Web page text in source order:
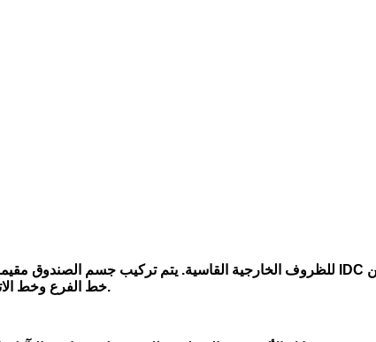
خط الفرع وخط الاتصال. صندوق التوزيع الداخلي المثبت على الحائط مناسب للتوصيل بين كابل الاتصال الداخلي وخط المستخدم.